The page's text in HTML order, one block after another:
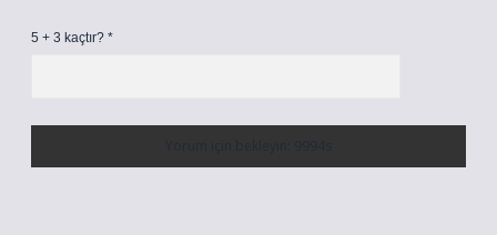
5 + 3 kaçtır? *